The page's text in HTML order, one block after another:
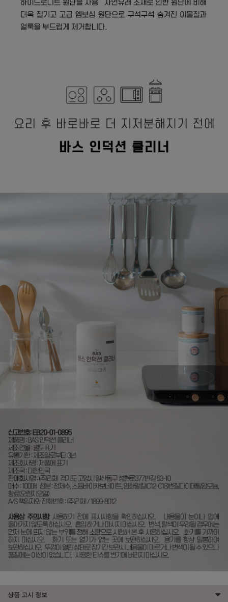
상품 고시 정보